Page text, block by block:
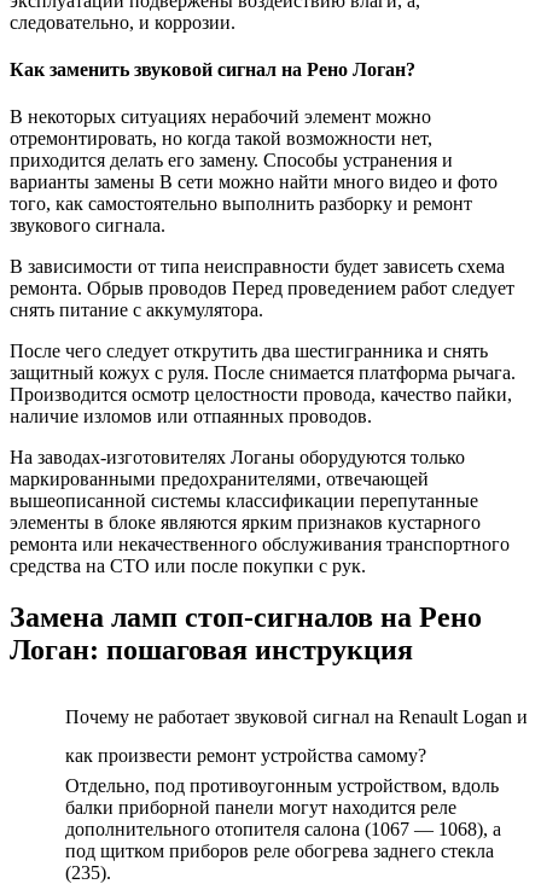
следовательно, и коррозии.
Как заменить звуковой сигнал на Рено Логан?
В некоторых ситуациях нерабочий элемент можно
отремонтировать, но когда такой возможности нет,
приходится делать его замену. Способы устранения и
варианты замены В сети можно найти много видео и фото
того, как самостоятельно выполнить разборку и ремонт
звукового сигнала.
В зависимости от типа неисправности будет зависеть схема
ремонта. Обрыв проводов Перед проведением работ следует
снять питание с аккумулятора.
После чего следует открутить два шестигранника и снять
защитный кожух с руля. После снимается платформа рычага.
Производится осмотр целостности провода, качество пайки,
наличие изломов или отпаянных проводов.
На заводах-изготовителях Логаны оборудуются только
маркированными предохранителями, отвечающей
вышеописанной системы классификации перепутанные
элементы в блоке являются ярким признаков кустарного
ремонта или некачественного обслуживания транспортного
средства на СТО или после покупки с рук.
Замена ламп стоп-сигналов на Рено
Логан: пошаговая инструкция
Почему не работает звуковой сигнал на Renault Logan и
как произвести ремонт устройства самому?
Отдельно, под противоугонным устройством, вдоль
балки приборной панели могут находится реле
дополнительного отопителя салона (1067 — 1068), а
под щитком приборов реле обогрева заднего стекла
(235).